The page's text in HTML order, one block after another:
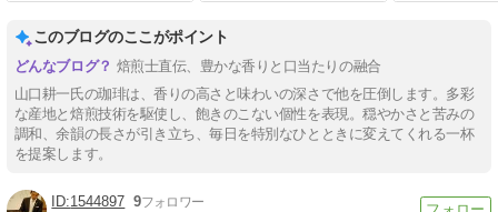
このブログのここがポイント
焙煎士直伝、豊かな香りと口当たりの融合
山口耕一氏の珈琲は、香りの高さと味わいの深さで他を圧倒します。多彩
な産地と焙煎技術を駆使し、飽きのこない個性を表現。穏やかさと苦みの
調和、余韻の長さが引き立ち、毎日を特別なひとときに変えてくれる一杯
を提案します。
1544897 9